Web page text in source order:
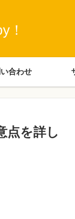
！
合わせ
点を詳し